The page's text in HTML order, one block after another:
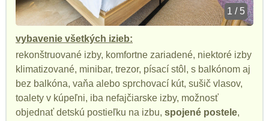
1 / 5
vybavenie všetkých izieb:
rekonštruované izby, komfortne zariadené, niektoré izby
klimatizované, minibar, trezor, písací stôl, s balkónom aj
bez balkóna, vaňa alebo sprchovací kút, sušič vlasov,
toalety v kúpeľni, iba nefajčiarske izby, možnosť
objednať detskú postieľku na izbu, spojené postele,